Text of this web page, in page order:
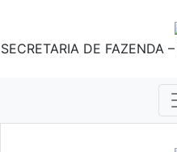
SECRETARIA DE FAZENDA